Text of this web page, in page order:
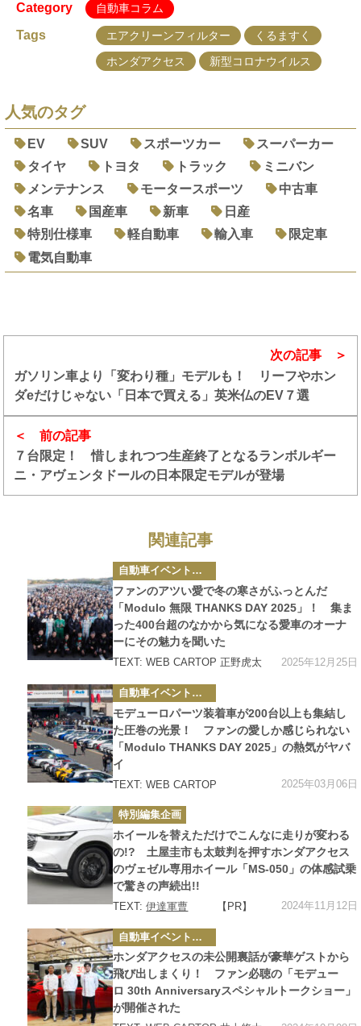
Category 自動車コラム
Tags エアクリーンフィルター
くるますく
ホンダアクセス
新型コロナウイルス
人気のタグ
EV SUV スポーツカー
スーパーカー
タイヤ
トヨタ トラック
ミニバン
メンテナンス
モータースポーツ
中古車
名車
国産車 新車
日産
特別仕様車
軽自動車 輸入車
限定車
電気自動車
前の記事
７台限定！ 惜しまれつつ生産終了となるランボルギー
ニ・アヴェンタドールの日本限定モデルが登場
次の記事
ガソリン車より「変わり種」モデルも！ リーフやホン
ダeだけじゃない「日本で買える」英米仏のEV７選
関連記事
カ
テ
ゴ
リ
ー
自動車イベント・カーイベント
ファンのアツい愛で冬の寒さがふっとんだ
「Modulo 無限 THANKS DAY 2025」！ 集ま
った400台超のなかから気になる愛車のオーナ
ーにその魅力を聞いた
TEXT: WEB CARTOP 正野虎太 2025年12月25日
カ
テ
ゴ
リ
ー
自動車イベント・カーイベント
モデューロパーツ装着車が200台以上も集結し
た圧巻の光景！ ファンの愛しか感じられない
「Modulo THANKS DAY 2025」の熱気がヤバ
イ
TEXT: WEB CARTOP 2025年03月06日
カ
テ
ゴ
リ
ー
特別編集企画
ホイールを替えただけでこんなに走りが変わる
の!? 土屋圭市も太鼓判を押すホンダアクセス
のヴェゼル専用ホイール「MS-050」の体感試乗
で驚きの声続出!!
TEXT:伊達軍曹 【PR】 2024年11月12日
カ
テ
ゴ
リ
ー
自動車イベント・カーイベント
ホンダアクセスの未公開裏話が豪華ゲストから
飛び出しまくり！ ファン必聴の「モデュー
ロ 30th Anniversaryスペシャルトークショー」
が開催された